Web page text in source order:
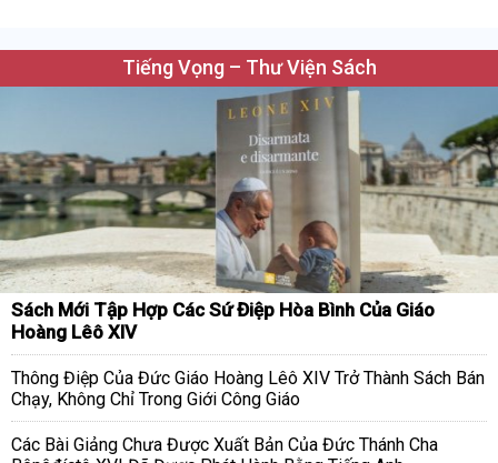
Tiếng Vọng – Thư Viện Sách
Sách Mới Tập Hợp Các Sứ Điệp Hòa Bình Của Giáo
Hoàng Lêô XIV
Thông Điệp Của Đức Giáo Hoàng Lêô XIV Trở Thành Sách Bán
Chạy, Không Chỉ Trong Giới Công Giáo
Các Bài Giảng Chưa Được Xuất Bản Của Đức Thánh Cha